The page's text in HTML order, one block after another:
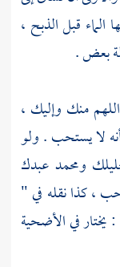
قبل الذبح ،
بعض .
منك وإليك ،
لا يستحب . ولو
ومحمد عبدك
، كذا نقله في "
في الأضحية